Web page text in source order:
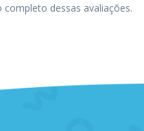
completo dessas avaliações.